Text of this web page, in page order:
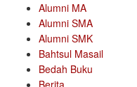
Alumni MA
Alumni SMA
Alumni SMK
Bahtsul Masail
Bedah Buku